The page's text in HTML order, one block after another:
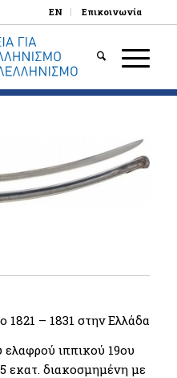
EN Επικοινωνία
– 1831 στην Ελλάδα
ιππικού 19ου
εκατ. διακοσμημένη με